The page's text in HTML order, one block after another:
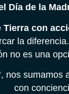
Día de la
Tierra con
la
no es una
, nos sumamos
con